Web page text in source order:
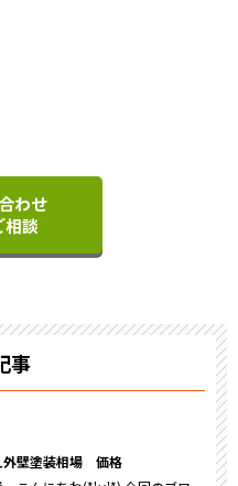
わせ
相談
事
外壁塗装相場 価格